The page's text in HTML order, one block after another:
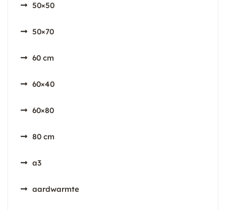
50×50
50×70
60 cm
60×40
60×80
80 cm
a3
aardwarmte